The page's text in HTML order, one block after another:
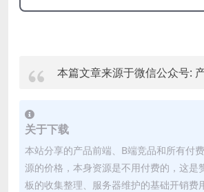
本篇文章来源于微信公众号:
关于下载
本站分享的产品前端、B端竞品和所有付
源的价格，本身资源是不用付费的，这是
板的收集整理、服务器维护的基础开销费